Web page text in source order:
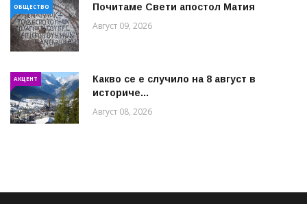
ОБЩЕСТВО Почитаме Свети апостол Матия
Август 09, 2026
АКЦЕНТ
Какво се е случило на 8 август в
историче...
Август 08, 2026